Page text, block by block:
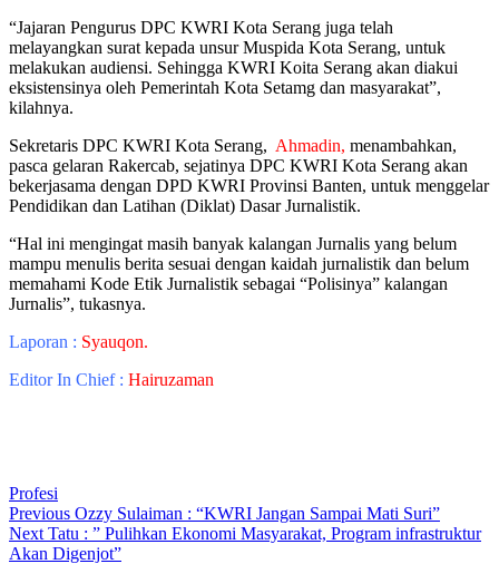
“Jajaran Pengurus DPC KWRI Kota Serang juga telah
melayangkan surat kepada unsur Muspida Kota Serang, untuk
melakukan audiensi. Sehingga KWRI Koita Serang akan diakui
eksistensinya oleh Pemerintah Kota Setamg dan masyarakat”,
kilahnya.
Sekretaris DPC KWRI Kota Serang, Ahmadin, menambahkan,
pasca gelaran Rakercab, sejatinya DPC KWRI Kota Serang akan
bekerjasama dengan DPD KWRI Provinsi Banten, untuk menggelar
Pendidikan dan Latihan (Diklat) Dasar Jurnalistik.
“Hal ini mengingat masih banyak kalangan Jurnalis yang belum
mampu menulis berita sesuai dengan kaidah jurnalistik dan belum
memahami Kode Etik Jurnalistik sebagai “Polisinya” kalangan
Jurnalis”, tukasnya.
Laporan : Syauqon.
Editor In Chief : Hairuzaman
Profesi
Post
navigation
Previous Previous
post:
Ozzy Sulaiman : “KWRI Jangan Sampai Mati Suri”
Next Next
post:
Tatu : ” Pulihkan Ekonomi Masyarakat, Program infrastruktur
Akan Digenjot”